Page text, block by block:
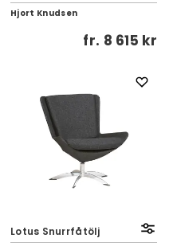
Hjort Knudsen
fr. 8 615 kr
Lotus Snurrfåtölj